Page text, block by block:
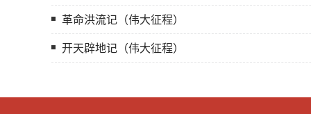
革命洪流记（伟大征程）
开天辟地记（伟大征程）